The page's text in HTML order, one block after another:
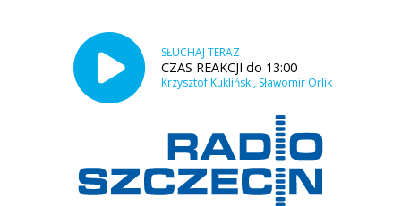
SŁUCHAJ TERAZ
CZAS REAKCJI do 13:00
Krzysztof Kukliński, Sławomir Orlik